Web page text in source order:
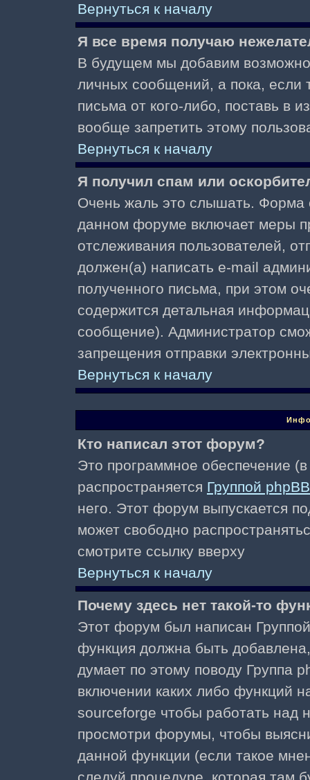
Вернуться к началу
Я все время получаю
В будущем мы добавим
личных сообщений, а пока, если
письма от кого-либо, поставь в
вообще запретить этому
Вернуться к началу
Я получил спам или
Очень жаль это слышать. Форма
данном форуме включает меры
отслеживания пользователей,
должен(а) написать e-mail
полученного письма, при этом
содержится детальная
сообщение). Администратор
запрещения отправки
Вернуться к началу
Кто написал этот форум?
Это программное обеспечение
распространяется Группой phpBB
него. Этот форум выпускается
может свободно
смотрите ссылку вверху
Вернуться к началу
Почему здесь нет такой-то
Этот форум был написан
функция должна быть
думает по этому поводу Группа
включении каких либо функций
sourceforge чтобы работать над
просмотри форумы, чтобы
данной функции (если такое